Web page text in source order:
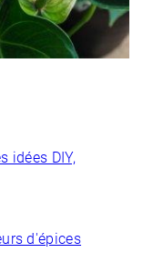
idées DIY,
d'épices